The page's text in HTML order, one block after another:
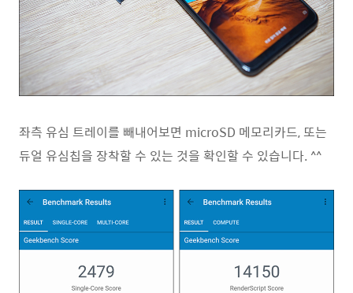
좌측 유심 트레이를 빼내어보면 microSD 메모리카드, 또는
듀얼 유심칩을 장착할 수 있는 것을 확인할 수 있습니다. ^^